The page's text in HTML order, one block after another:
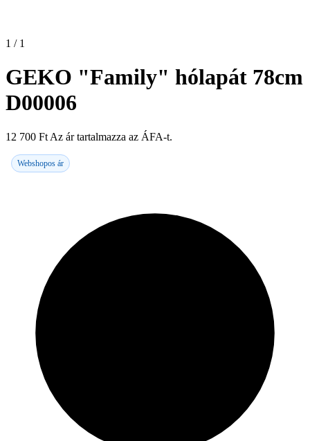
1 / 1
GEKO "Family" hólapát 78cm
D00006
12 700 Ft Az ár tartalmazza az ÁFA-t.
Webshopos ár